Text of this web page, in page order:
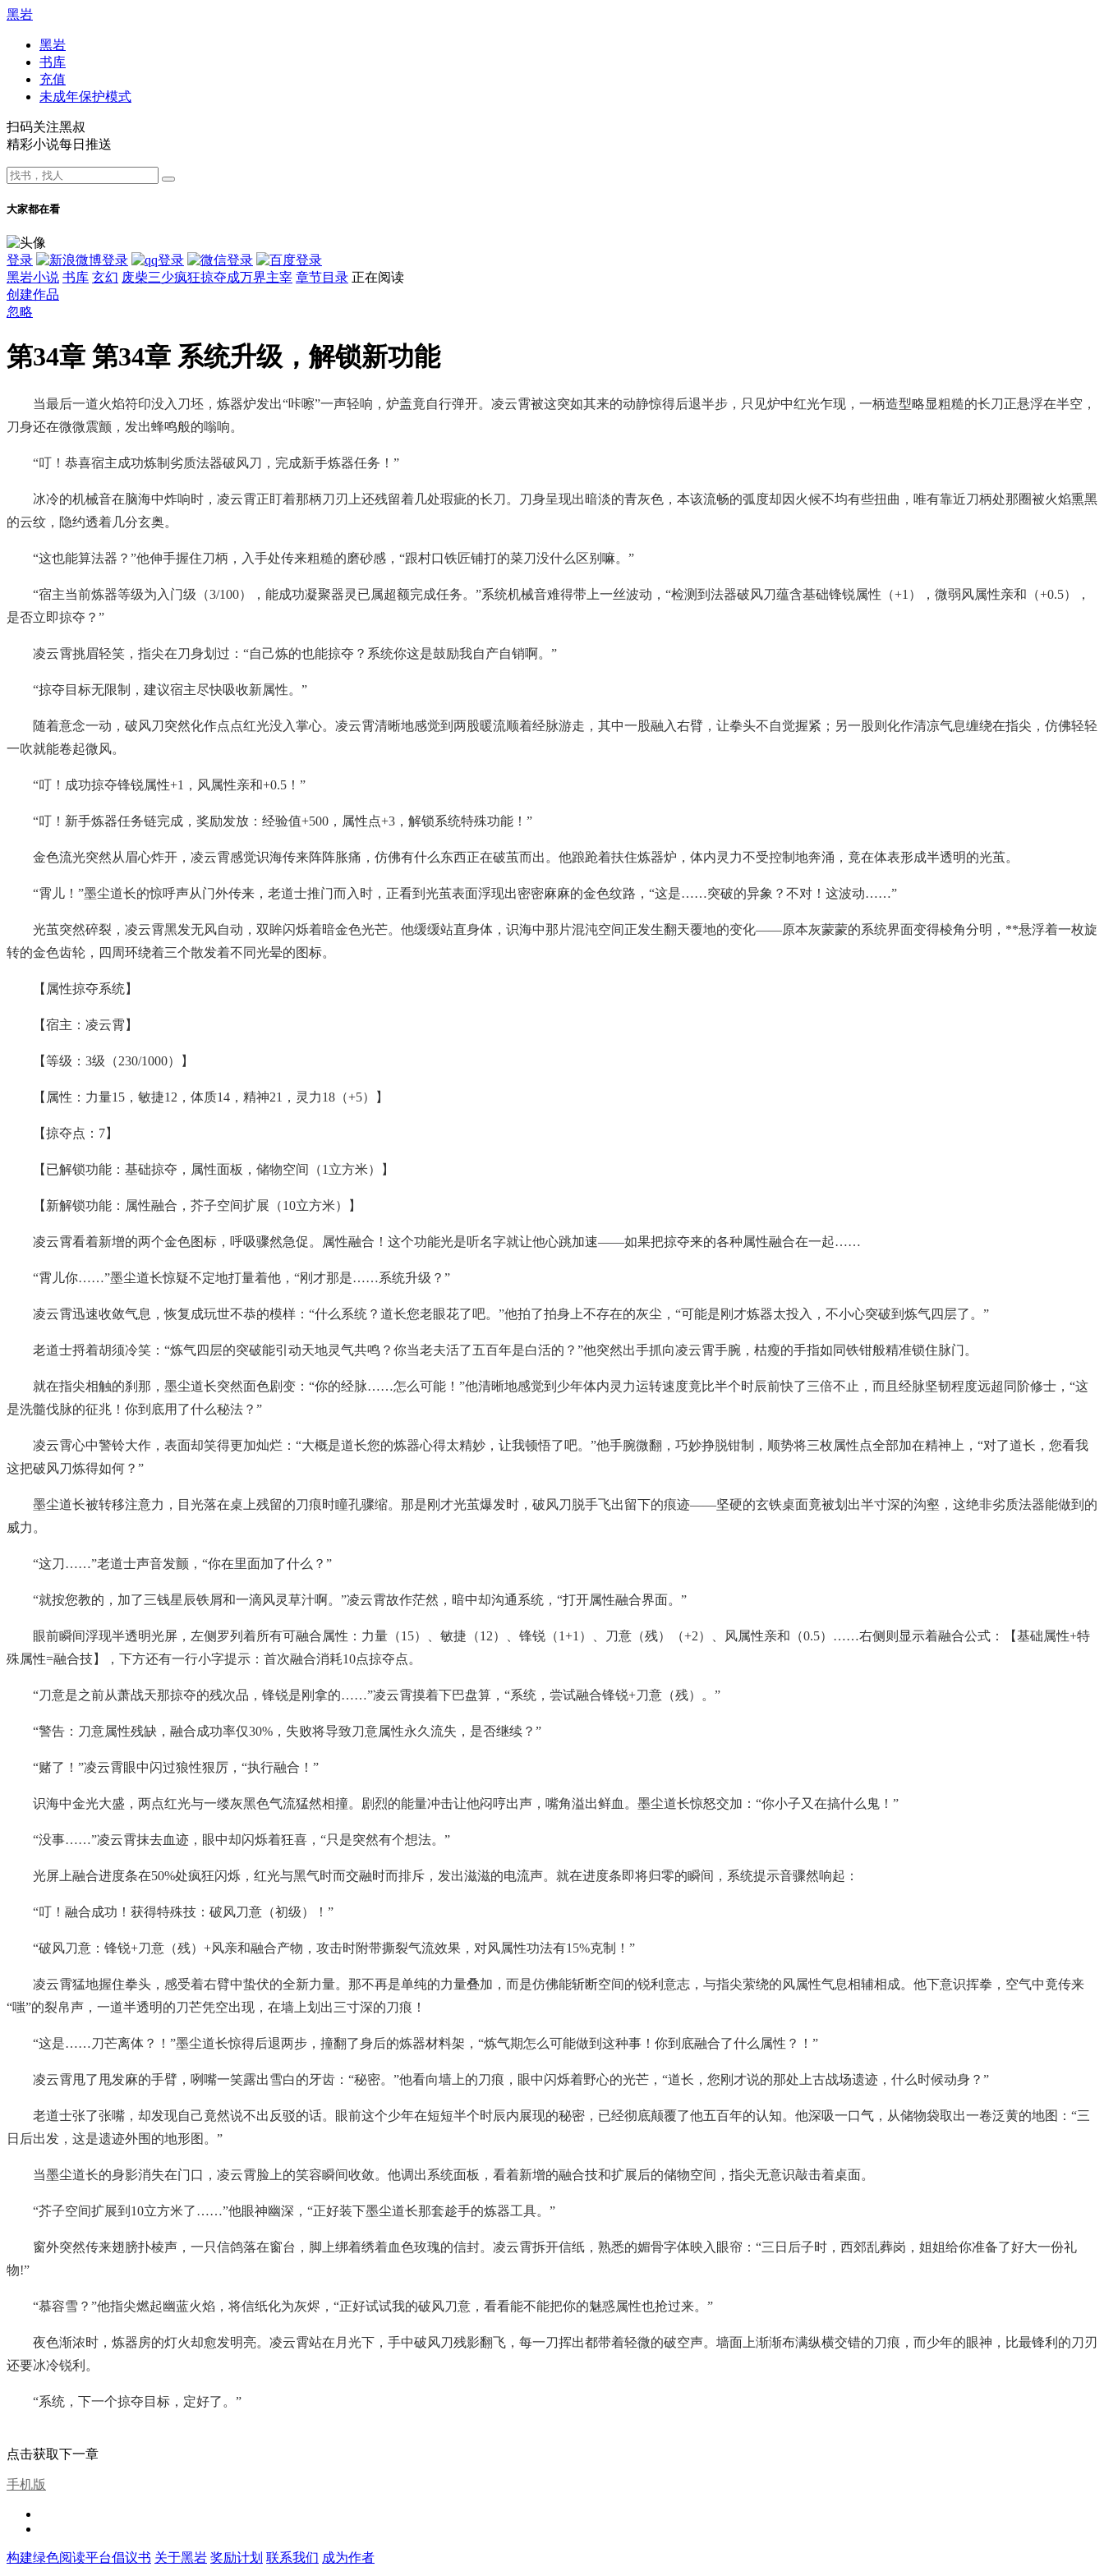
黑岩
黑岩
书库
充值
未成年保护模式
扫码关注黑叔
精彩小说每日推送
大家都在看
登录
黑岩小说 书库 玄幻 废柴三少疯狂掠夺成万界主宰 章节目录 正在阅读
创建作品
忽略
第34章 第34章 系统升级，解锁新功能
当最后一道火焰符印没入刀坯，炼器炉发出“咔嚓”一声轻响，炉盖竟自行弹开。凌云霄被这突如其来的动静惊得后退半步，只见炉中红光乍现，一柄造型略显粗糙的长刀正悬浮在半空，
刀身还在微微震颤，发出蜂鸣般的嗡响。
“叮！恭喜宿主成功炼制劣质法器破风刀，完成新手炼器任务！”
冰冷的机械音在脑海中炸响时，凌云霄正盯着那柄刀刃上还残留着几处瑕疵的长刀。刀身呈现出暗淡的青灰色，本该流畅的弧度却因火候不均有些扭曲，唯有靠近刀柄处那圈被火焰熏黑
的云纹，隐约透着几分玄奥。
“这也能算法器？”他伸手握住刀柄，入手处传来粗糙的磨砂感，“跟村口铁匠铺打的菜刀没什么区别嘛。”
“宿主当前炼器等级为入门级（3/100），能成功凝聚器灵已属超额完成任务。”系统机械音难得带上一丝波动，“检测到法器破风刀蕴含基础锋锐属性（+1），微弱风属性亲和（+0.5），
是否立即掠夺？”
凌云霄挑眉轻笑，指尖在刀身划过：“自己炼的也能掠夺？系统你这是鼓励我自产自销啊。”
“掠夺目标无限制，建议宿主尽快吸收新属性。”
随着意念一动，破风刀突然化作点点红光没入掌心。凌云霄清晰地感觉到两股暖流顺着经脉游走，其中一股融入右臂，让拳头不自觉握紧；另一股则化作清凉气息缠绕在指尖，仿佛轻轻
一吹就能卷起微风。
“叮！成功掠夺锋锐属性+1，风属性亲和+0.5！”
“叮！新手炼器任务链完成，奖励发放：经验值+500，属性点+3，解锁系统特殊功能！”
金色流光突然从眉心炸开，凌云霄感觉识海传来阵阵胀痛，仿佛有什么东西正在破茧而出。他踉跄着扶住炼器炉，体内灵力不受控制地奔涌，竟在体表形成半透明的光茧。
“霄儿！”墨尘道长的惊呼声从门外传来，老道士推门而入时，正看到光茧表面浮现出密密麻麻的金色纹路，“这是……突破的异象？不对！这波动……”
光茧突然碎裂，凌云霄黑发无风自动，双眸闪烁着暗金色光芒。他缓缓站直身体，识海中那片混沌空间正发生翻天覆地的变化——原本灰蒙蒙的系统界面变得棱角分明，**悬浮着一枚旋
转的金色齿轮，四周环绕着三个散发着不同光晕的图标。
【属性掠夺系统】
【宿主：凌云霄】
【等级：3级（230/1000）】
【属性：力量15，敏捷12，体质14，精神21，灵力18（+5）】
【掠夺点：7】
【已解锁功能：基础掠夺，属性面板，储物空间（1立方米）】
【新解锁功能：属性融合，芥子空间扩展（10立方米）】
凌云霄看着新增的两个金色图标，呼吸骤然急促。属性融合！这个功能光是听名字就让他心跳加速——如果把掠夺来的各种属性融合在一起……
“霄儿你……”墨尘道长惊疑不定地打量着他，“刚才那是……系统升级？”
凌云霄迅速收敛气息，恢复成玩世不恭的模样：“什么系统？道长您老眼花了吧。”他拍了拍身上不存在的灰尘，“可能是刚才炼器太投入，不小心突破到炼气四层了。”
老道士捋着胡须冷笑：“炼气四层的突破能引动天地灵气共鸣？你当老夫活了五百年是白活的？”他突然出手抓向凌云霄手腕，枯瘦的手指如同铁钳般精准锁住脉门。
就在指尖相触的刹那，墨尘道长突然面色剧变：“你的经脉……怎么可能！”他清晰地感觉到少年体内灵力运转速度竟比半个时辰前快了三倍不止，而且经脉坚韧程度远超同阶修士，“这
是洗髓伐脉的征兆！你到底用了什么秘法？”
凌云霄心中警铃大作，表面却笑得更加灿烂：“大概是道长您的炼器心得太精妙，让我顿悟了吧。”他手腕微翻，巧妙挣脱钳制，顺势将三枚属性点全部加在精神上，“对了道长，您看我
这把破风刀炼得如何？”
墨尘道长被转移注意力，目光落在桌上残留的刀痕时瞳孔骤缩。那是刚才光茧爆发时，破风刀脱手飞出留下的痕迹——坚硬的玄铁桌面竟被划出半寸深的沟壑，这绝非劣质法器能做到的
威力。
“这刀……”老道士声音发颤，“你在里面加了什么？”
“就按您教的，加了三钱星辰铁屑和一滴风灵草汁啊。”凌云霄故作茫然，暗中却沟通系统，“打开属性融合界面。”
眼前瞬间浮现半透明光屏，左侧罗列着所有可融合属性：力量（15）、敏捷（12）、锋锐（1+1）、刀意（残）（+2）、风属性亲和（0.5）……右侧则显示着融合公式：【基础属性+特
殊属性=融合技】，下方还有一行小字提示：首次融合消耗10点掠夺点。
“刀意是之前从萧战天那掠夺的残次品，锋锐是刚拿的……”凌云霄摸着下巴盘算，“系统，尝试融合锋锐+刀意（残）。”
“警告：刀意属性残缺，融合成功率仅30%，失败将导致刀意属性永久流失，是否继续？”
“赌了！”凌云霄眼中闪过狼性狠厉，“执行融合！”
识海中金光大盛，两点红光与一缕灰黑色气流猛然相撞。剧烈的能量冲击让他闷哼出声，嘴角溢出鲜血。墨尘道长惊怒交加：“你小子又在搞什么鬼！”
“没事……”凌云霄抹去血迹，眼中却闪烁着狂喜，“只是突然有个想法。”
光屏上融合进度条在50%处疯狂闪烁，红光与黑气时而交融时而排斥，发出滋滋的电流声。就在进度条即将归零的瞬间，系统提示音骤然响起：
“叮！融合成功！获得特殊技：破风刀意（初级）！”
“破风刀意：锋锐+刀意（残）+风亲和融合产物，攻击时附带撕裂气流效果，对风属性功法有15%克制！”
凌云霄猛地握住拳头，感受着右臂中蛰伏的全新力量。那不再是单纯的力量叠加，而是仿佛能斩断空间的锐利意志，与指尖萦绕的风属性气息相辅相成。他下意识挥拳，空气中竟传来
“嗤”的裂帛声，一道半透明的刀芒凭空出现，在墙上划出三寸深的刀痕！
“这是……刀芒离体？！”墨尘道长惊得后退两步，撞翻了身后的炼器材料架，“炼气期怎么可能做到这种事！你到底融合了什么属性？！”
凌云霄甩了甩发麻的手臂，咧嘴一笑露出雪白的牙齿：“秘密。”他看向墙上的刀痕，眼中闪烁着野心的光芒，“道长，您刚才说的那处上古战场遗迹，什么时候动身？”
老道士张了张嘴，却发现自己竟然说不出反驳的话。眼前这个少年在短短半个时辰内展现的秘密，已经彻底颠覆了他五百年的认知。他深吸一口气，从储物袋取出一卷泛黄的地图：“三
日后出发，这是遗迹外围的地形图。”
当墨尘道长的身影消失在门口，凌云霄脸上的笑容瞬间收敛。他调出系统面板，看着新增的融合技和扩展后的储物空间，指尖无意识敲击着桌面。
“芥子空间扩展到10立方米了……”他眼神幽深，“正好装下墨尘道长那套趁手的炼器工具。”
窗外突然传来翅膀扑棱声，一只信鸽落在窗台，脚上绑着绣着血色玫瑰的信封。凌云霄拆开信纸，熟悉的媚骨字体映入眼帘：“三日后子时，西郊乱葬岗，姐姐给你准备了好大一份礼
物!”
“慕容雪？”他指尖燃起幽蓝火焰，将信纸化为灰烬，“正好试试我的破风刀意，看看能不能把你的魅惑属性也抢过来。”
夜色渐浓时，炼器房的灯火却愈发明亮。凌云霄站在月光下，手中破风刀残影翻飞，每一刀挥出都带着轻微的破空声。墙面上渐渐布满纵横交错的刀痕，而少年的眼神，比最锋利的刀刃
还要冰冷锐利。
“系统，下一个掠夺目标，定好了。”
点击获取下一章
手机版
构建绿色阅读平台倡议书 关于黑岩 奖励计划 联系我们 成为作者